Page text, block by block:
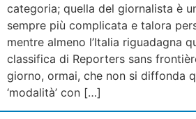
categoria; quella del giornalista è
sempre più complicata e talora
mentre almeno l’Italia riguadagna
classifica di Reporters sans
giorno, ormai, che non si diffonda
‘modalità’ con […]